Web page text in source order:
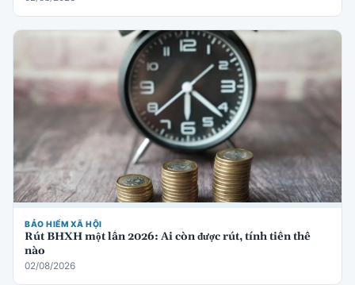
BẢO HIỂM XÃ HỘI
Rút BHXH một lần 2026: Ai còn được rút, tính tiền thế
nào
02/08/2026